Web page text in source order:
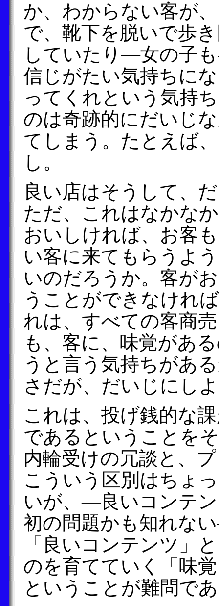
か、わからない客が
で、靴下を脱いで歩
していたり―女の子
信じがたい気持ちに
ってくれという気持
のは奇跡的にだいじ
てしまう。たとえば
し。
良い店はそうして、
ただ、これはなかな
おいしければ、お客
い客に来てもらうよ
いのだろうか。客が
うことができなけれ
れは、すべての客商
も、客に、味覚があ
うと言う気持ちがあ
さだが、だいじにし
これは、投げ銭的な
であるということを
内輪受けの冗談と、
こういう区別はちょ
いが、―良いコンテ
初の問題かも知れな
「良いコンテンツ」
のを育てていく「味
ということが難問で